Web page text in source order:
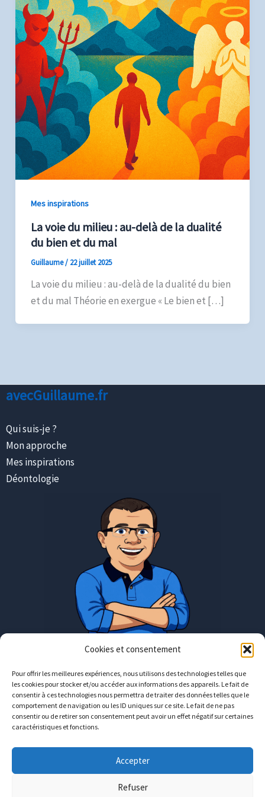
Cookies et consentement
Pour offrir les meilleures expériences, nous utilisons des technologies telles que
les cookies pour stocker et/ou accéder aux informations des appareils. Le fait de
consentir à ces technologies nous permettra de traiter des données telles que le
comportement de navigation ou les ID uniques sur ce site. Le fait de ne pas
consentir ou de retirer son consentement peut avoir un effet négatif sur certaines
caractéristiques et fonctions.
Accepter
Refuser
Mes inspirations
La voie du milieu : au-delà de la dualité
du bien et du mal
Guillaume/ 22 juillet 2025
La voie du milieu : au-delà de la dualité du bien
et du mal Théorie en exergue « Le bien et […]
avecGuillaume.fr
Qui suis-je ?
Mon approche
Mes inspirations
Déontologie
Rendez-vous en présentiel uniquement
contact@avecguillaume.fr
02